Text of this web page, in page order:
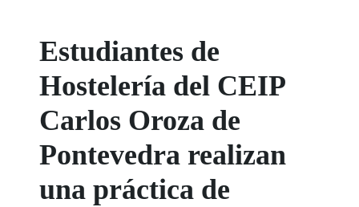
Estudiantes de
Hostelería del CEIP
Carlos Oroza de
Pontevedra realizan
una práctica de